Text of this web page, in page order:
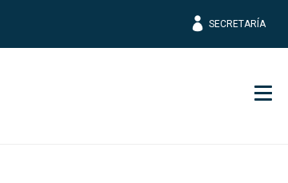
SECRETARÍA